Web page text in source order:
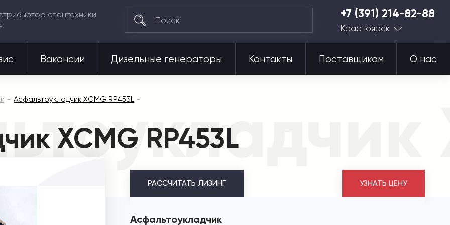
спецтехники
+7 (391) 214-82-88
Красноярск
Вакансии Дизельные генераторы Контакты Поставщикам О нас
Асфальтоукладчик XCMG RP453L
XCMG RP453L
РАССЧИТАТЬ ЛИЗИНГ УЗНАТЬ ЦЕНУ
Асфальтоукладчик